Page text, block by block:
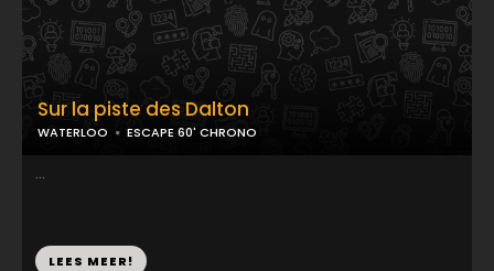
Sur la piste des Dalton
WATERLOO ESCAPE 60' CHRONO
...
LEES MEER!